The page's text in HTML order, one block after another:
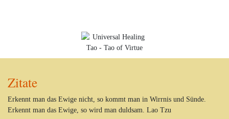
Zitate
Erkennt man das Ewige nicht, so kommt man in Wirrnis und Sünde.
Erkennt man das Ewige, so wird man duldsam. Lao Tzu